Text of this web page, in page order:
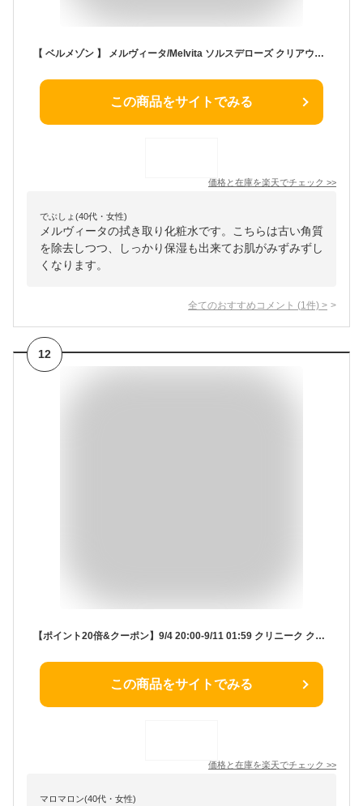
【 ベルメゾン 】 メルヴィータ/Melvita ソルスデローズ クリアウォーター -◇ ふき取り化粧水 拭き取り化粧水 ふき取り 基礎化粧品 洗顔 コスメ 化粧品 スキンケア 保湿 ◇
この商品をサイトでみる
価格と在庫を楽天でチェック >>
でぶしょ(40代・女性)
メルヴィータの拭き取り化粧水です。こちらは古い角質
を除去しつつ、しっかり保湿も出来てお肌がみずみずし
くなります。
全てのおすすめコメント (1 件) >
12
【ポイント20倍&クーポン】9/4 20:00-9/11 01:59 クリニーク クラリファイング ローション (200ml) CLINIQUE | ふきとり化粧水 拭き取り化粧水 ふき取り化粧水 拭きとり化粧水 ギフト 化粧水 ふき取り プレゼント スキンケア 乾燥 保湿
この商品をサイトでみる
価格と在庫を楽天でチェック >>
マロマロン(40代・女性)